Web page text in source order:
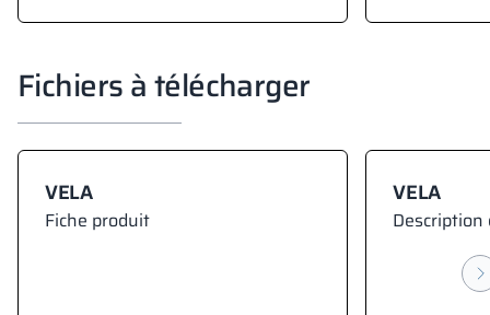
Fichiers à télécharger
VELA
Fiche produit
VELA